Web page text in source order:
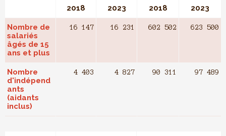
2018 2023 2018 2023
Nombre de
salariés
âgés de 15
ans et plus
16 147 16 231 602 502 623 500
Nombre
d'indépend
ants
(aidants
inclus)
4 403 4 827 90 311 97 489